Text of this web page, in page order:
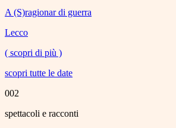
A (S)ragionar di guerra
Lecco
( scopri di più )
scopri tutte le date
002
spettacoli e racconti